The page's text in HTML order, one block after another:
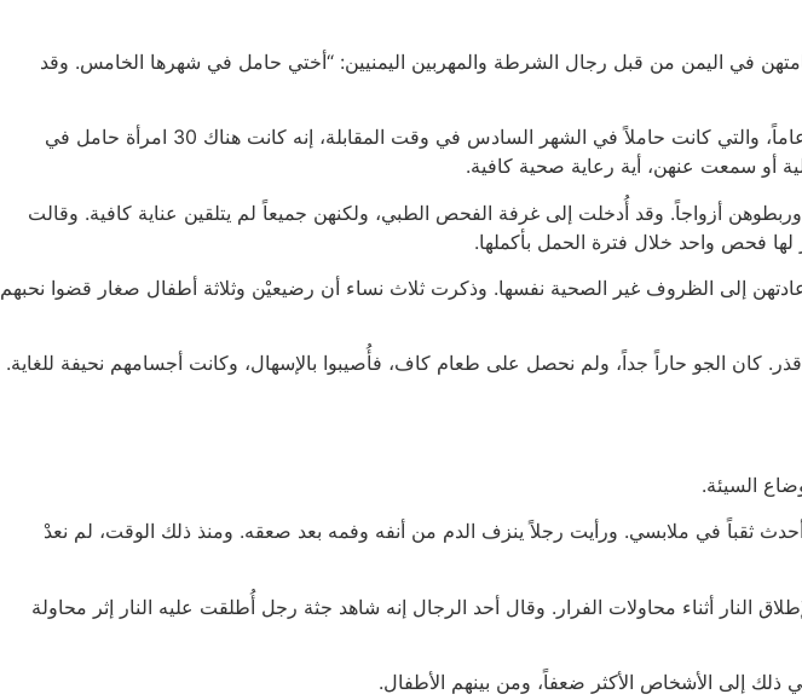
تم اغتصاب العديد من النساء أثناء إقامتهن في اليمن من قبل رجال الشرطة والمهربين اليمنيين: “أختي حامل في شهرها الخامس. وقد
يقول المحتجزون إن ثمة عدداً كبيراً من النساء الحوامل في الحجز. فقد قالت روزا، البالغة من العمر 20 عاماً، والتي كانت حاملاً في الشهر السادس في وقت المقابلة، إنه كانت هناك 30 امرأة حامل في
أو سمعت عنهن، أية رعاية صحية كافية.
أزواجاً. وقد أُدخلت إلى غرفة الفحص الطبي، ولكنهن جميعاً لم يتلقين عناية كافية. وقالت
فحص واحد خلال فترة الحمل بأكملها.
إلى الظروف غير الصحية نفسها. وذكرت ثلاث نساء أن رضيعيْن وثلاثة أطفال صغار قضوا نحبهم
كان الجو حاراً جداً، ولم نحصل على طعام كاف، فأُصيبوا بالإسهال، وكانت أجسامهم نحيفة للغاية.
السيئة.
الكهربائي… الذي أحدث ثقباً في ملابسي. ورأيت رجلاً ينزف الدم من أنفه وفمه بعد صعقه. ومنذ ذلك الوقت، لم نعدْ
أثناء محاولات الفرار. وقال أحد الرجال إنه شاهد جثة رجل أُطلقت عليه النار إثر محاولة
ذلك إلى الأشخاص الأكثر ضعفاً، ومن بينهم الأطفال.